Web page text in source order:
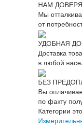
НАМ
Мы
от
УДОБНАЯ
Доставка
в любой
БЕЗ
Вы
по факту
Категории